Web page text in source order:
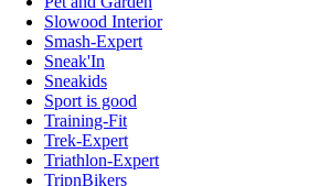
Slowood Interior
Smash-Expert
Sneak'In
Sneakids
Sport is good
Training-Fit
Trek-Expert
Triathlon-Expert
TripnBikers